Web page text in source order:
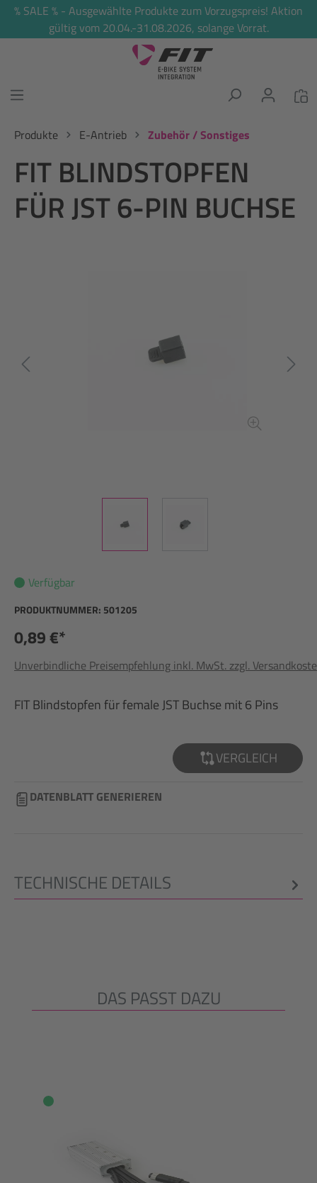
springen
% SALE % - Ausgewählte Produkte zum Vorzugspreis! Aktion
gültig vom 20.04.-31.08.2026, solange Vorrat.
Produkte E-Antrieb Zubehör / Sonstiges
FIT BLINDSTOPFEN
FÜR JST 6-PIN BUCHSE
Verfügbar
PRODUKTNUMMER: 501205
0,89 €*
Unverbindliche Preisempfehlung inkl. MwSt. zzgl.
FIT Blindstopfen für female JST Buchse mit 6 Pins
VERGLEICH
DATENBLATT GENERIEREN
TECHNISCHE DETAILS
Produktgalerie überspringen
DAS PASST DAZU